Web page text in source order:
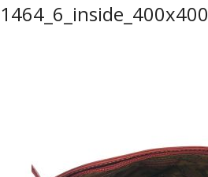
1464_6_inside_400x400